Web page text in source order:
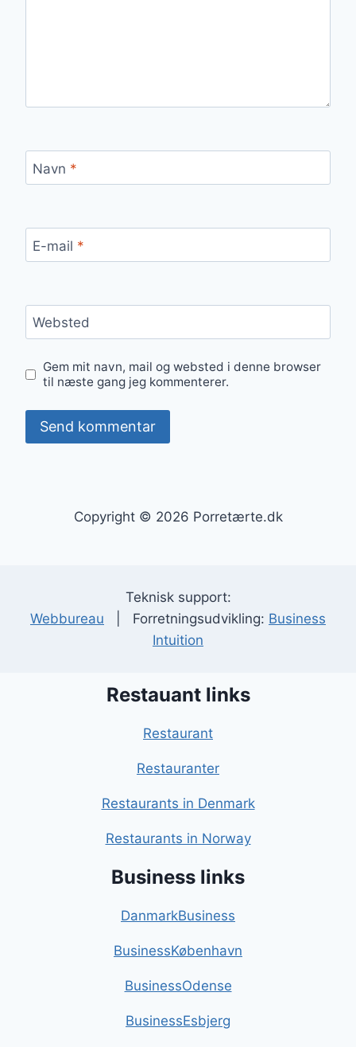
Navn *
E-mail *
Websted
Gem mit navn, mail og websted i denne browser
til næste gang jeg kommenterer.
Copyright © 2026 Porretærte.dk
Teknisk support:
Webbureau | Forretningsudvikling: Business
Intuition
Restauant links
Restaurant
Restauranter
Restaurants in Denmark
Restaurants in Norway
Business links
DanmarkBusiness
BusinessKøbenhavn
BusinessOdense
BusinessEsbjerg